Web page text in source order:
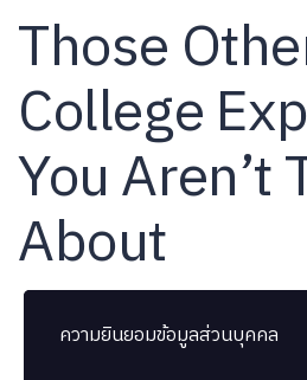
Those
College
You Aren’t
About
บทเรียนถูกล็อค กรุณ
ความยินยอมข้อมูลส่วนบุคคล
ความยินยอมข้อมูลส่วนบุคคล